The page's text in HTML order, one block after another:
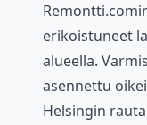
erikoistuneet
alueella.
asennettu
Helsingin